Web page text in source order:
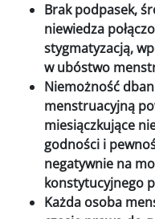
Brak podpasek,
niewiedza
stygmatyzacją,
w ubóstwo
Niemożność
menstruacyjną
miesiączkujące
godności i
negatywnie na
konstytucyjnego
Każda osoba